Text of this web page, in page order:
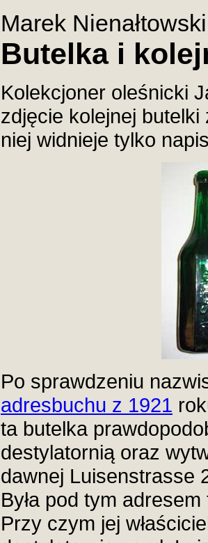
Marek Nienałtowski
Butelka i
Kolekcjoner oleśnicki
zdjęcie kolejnej
niej widnieje tylko
Po sprawdzeniu
adresbuchu z 1921
ta butelka
destylatornią oraz
dawnej Luisenstrasse
Była pod tym
Przy czym jej